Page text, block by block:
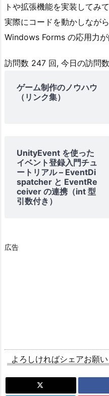
トや拡張機能を実装してみ
実際にコードを動かしなが
Windows Forms の応用力が
訪問数 247 回, 今日の訪問
ゲーム制作のノウハウ
（リンク集）
UnityEvent を使った
イベント登録入門チュ
ートリアル – EventDi
spatcher と EventRe
ceiver の連携（int 型
引数付き）
広告
よろしければシェアお願